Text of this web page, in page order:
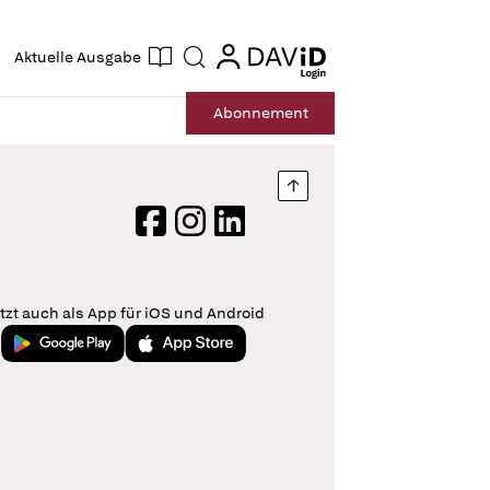
Aktuelle Ausgabe Suche login
login
Abonnement
Nach oben springen
FacebookInstagram
LinkedIn
auch als App für iOS und Android
Jetzt bei Google PlayLaden im App Store